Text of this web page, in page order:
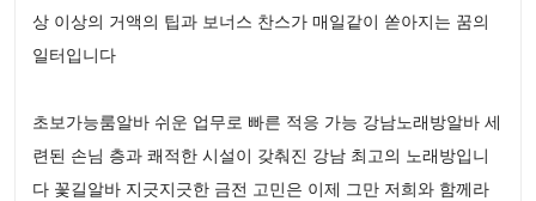
상 이상의 거액의 팁과 보너스 찬스가 매일같이 쏟아지는 꿈의
일터입니다
초보가능룸알바 쉬운 업무로 빠른 적응 가능 강남노래방알바 세
련된 손님 층과 쾌적한 시설이 갖춰진 강남 최고의 노래방입니
다 꽃길알바 지긋지긋한 금전 고민은 이제 그만 저희와 함께라